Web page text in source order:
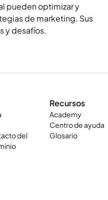
pueden optimizar y
de marketing. Sus
y desafíos.
del
Recursos
Academy
Centro de ayuda
Glosario